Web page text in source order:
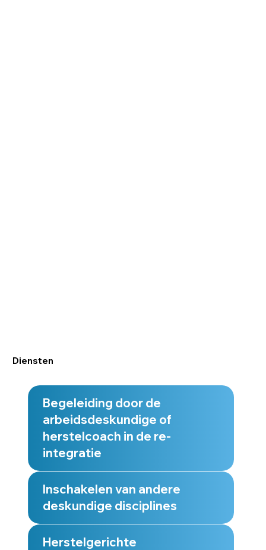
Diensten
Begeleiding door de
arbeidsdeskundige of
herstelcoach in de re-
integratie
Inschakelen van andere
deskundige disciplines
Herstelgerichte